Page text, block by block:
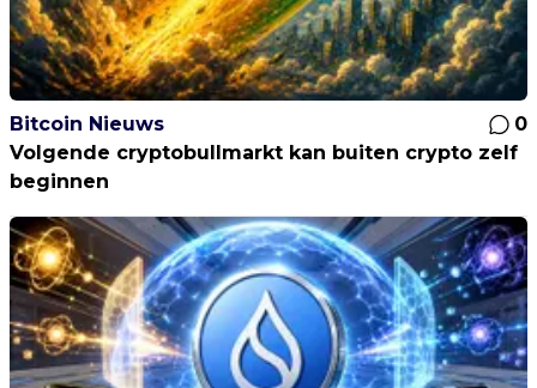
Bitcoin Nieuws
0
Volgende cryptobullmarkt kan buiten crypto zelf
beginnen